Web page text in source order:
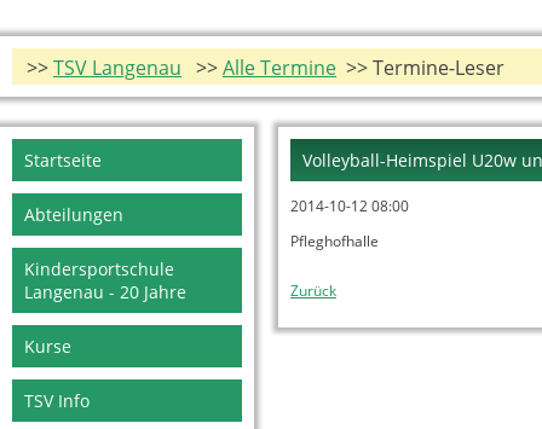
>>TSV Langenau >>Alle Termine >> Termine-Leser
Volleyball-Heimspiel U20w
2014-10-12 08:00
Pfleghofhalle
Zurück
Navigation
überspringen
Startseite
Abteilungen
Kindersportschule
Langenau - 20 Jahre
Kurse
TSV Info